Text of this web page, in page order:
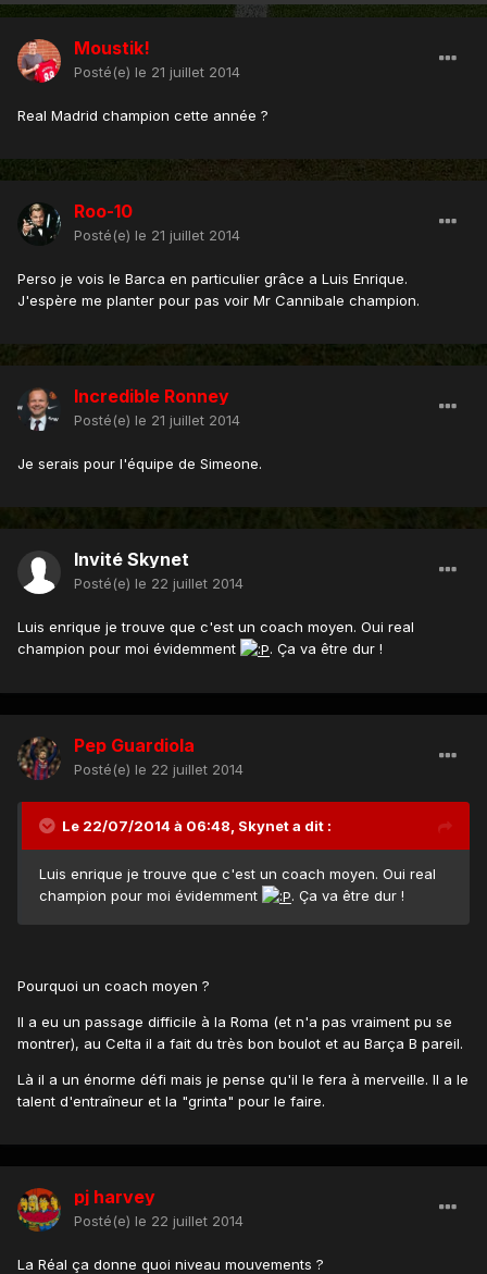
Moustik!
Posté(e) le 21 juillet 2014
Real Madrid champion cette année ?
Roo-10
Posté(e) le 21 juillet 2014
Perso je vois le Barca en particulier grâce a Luis Enrique.
J'espère me planter pour pas voir Mr Cannibale champion.
Incredible Ronney
Posté(e) le 21 juillet 2014
Je serais pour l'équipe de Simeone.
Invité Skynet
Posté(e) le 22 juillet 2014
Luis enrique je trouve que c'est un coach moyen. Oui real
champion pour moi évidemment
. Ça va être dur !
Pep Guardiola
Posté(e) le 22 juillet 2014
Le 22/07/2014 à 06:48, Skynet a dit :
Luis enrique je trouve que c'est un coach moyen. Oui real
champion pour moi évidemment
. Ça va être dur !
Pourquoi un coach moyen ?
Il a eu un passage difficile à la Roma (et n'a pas vraiment pu se
montrer), au Celta il a fait du très bon boulot et au Barça B pareil.
Là il a un énorme défi mais je pense qu'il le fera à merveille. Il a le
talent d'entraîneur et la "grinta" pour le faire.
pj harvey
Posté(e) le 22 juillet 2014
La Réal ça donne quoi niveau mouvements ?